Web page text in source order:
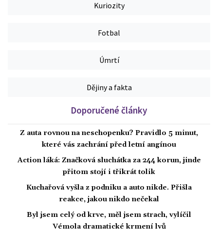
Kuriozity
Fotbal
Úmrtí
Dějiny a fakta
Doporučené články
Z auta rovnou na neschopenku? Pravidlo 5 minut,
které vás zachrání před letní angínou
Action láká: Značková sluchátka za 244 korun, jinde
přitom stojí i třikrát tolik
Kuchařová vyšla z podniku a auto nikde. Přišla
reakce, jakou nikdo nečekal
Byl jsem celý od krve, měl jsem strach, vylíčil
Vémola dramatické krmení lvů